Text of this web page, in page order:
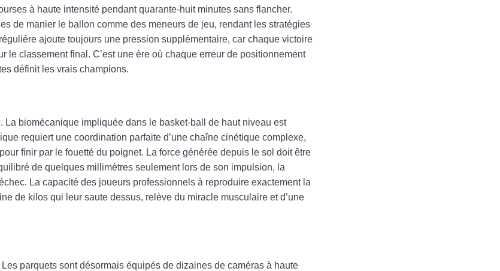
à haute intensité pendant quarante-huit minutes sans flancher.
de manier le ballon comme des meneurs de jeu, rendant les stratégies
ajoute toujours une pression supplémentaire, car chaque victoire
le classement final. C’est une ère où chaque erreur de positionnement
définit les vrais champions.
biomécanique impliquée dans le basket-ball de haut niveau est
requiert une coordination parfaite d’une chaîne cinétique complexe,
finir par le fouetté du poignet. La force générée depuis le sol doit être
de quelques millimètres seulement lors de son impulsion, la
La capacité des joueurs professionnels à reproduire exactement la
de kilos qui leur saute dessus, relève du miracle musculaire et d’une
parquets sont désormais équipés de dizaines de caméras à haute